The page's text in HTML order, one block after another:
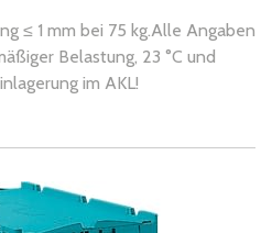
≤ 1 mm bei 75 kg.Alle Angaben
Belastung, 23 °C und
im AKL!